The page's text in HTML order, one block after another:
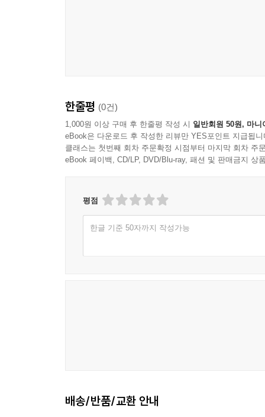
한줄평 (0건)
1,000원 이상 구매 후 한줄평 작성 시 일반회원 50원, 마니
eBook은 다운로드 후 작성한 리뷰만 YES포인트 지급됩니
클래스는 첫번째 회차 주문확정 시점부터 마지막 회차 주
eBook 페이백, CD/LP, DVD/Blu-ray, 패션 및 판매금지 상
평점
한글 기준 50자까지 작성가능
배송/반품/교환 안내